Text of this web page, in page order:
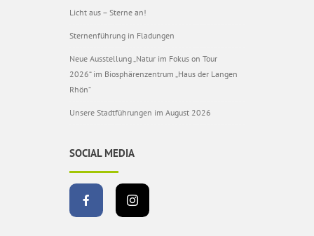
Licht aus – Sterne an!
Sternenführung in Fladungen
Neue Ausstellung „Natur im Fokus on Tour
2026“ im Biosphärenzentrum „Haus der Langen
Rhön“
Unsere Stadtführungen im August 2026
SOCIAL MEDIA